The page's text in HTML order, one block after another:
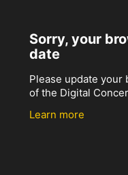
Sorry, your
date
Please update your
of the Digital
Learn more